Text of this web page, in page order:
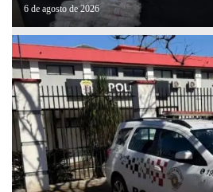
6 de agosto de 2026